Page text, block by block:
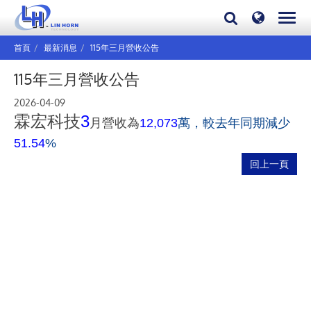
首頁 最新消息 115年三月營收公告
115年三月營收公告
2026-04-09
霖宏科技3月營收為12,073萬，較去年同期減少
51.54%
回上一頁